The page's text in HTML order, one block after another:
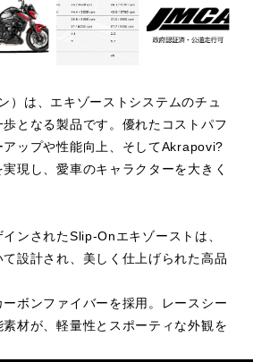
）は、エキゾーストシステムのチュ
となる製品です。優れたコストパフ
アップや性能向上、そしてAkrapovi?
現し、愛車のキャラクターを大きく
ンされたSlip-Onエキゾーストは、
設計され、美しく仕上げられた高品
ボンファイバーを採用。レースシー
材が、軽量性とスポーティな外観を